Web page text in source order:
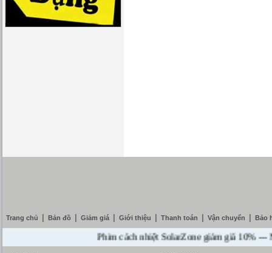
Trang chủ Bản đồ Giảm giá Giới thiệu Thanh toán Vận chuyển Bảo
Phim cách nhiệt SolarZone giảm giá 10% ---